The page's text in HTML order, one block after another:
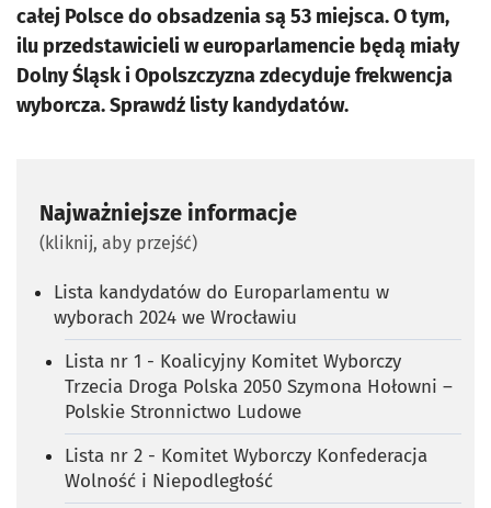
całej Polsce do obsadzenia są 53 miejsca. O tym,
ilu przedstawicieli w europarlamencie będą miały
Dolny Śląsk i Opolszczyzna zdecyduje frekwencja
wyborcza. Sprawdź listy kandydatów.
Najważniejsze informacje
(kliknij, aby przejść)
Lista kandydatów do Europarlamentu w
wyborach 2024 we Wrocławiu
Lista nr 1 - Koalicyjny Komitet Wyborczy
Trzecia Droga Polska 2050 Szymona Hołowni –
Polskie Stronnictwo Ludowe
Lista nr 2 - Komitet Wyborczy Konfederacja
Wolność i Niepodległość